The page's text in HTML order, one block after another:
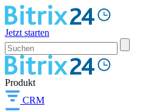
Jetzt starten
Produkt
CRM